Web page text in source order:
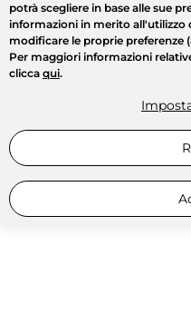
potrà scegliere in base alle sue
informazioni in merito all'utilizzo
modificare le proprie preferenze
Per maggiori informazioni
clicca qui.